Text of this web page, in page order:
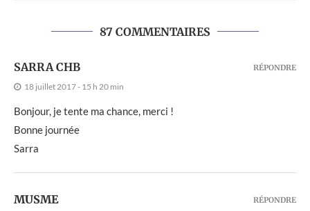
87 COMMENTAIRES
SARRA CHB
18 juillet 2017 - 15 h 20 min
Bonjour, je tente ma chance, merci !
Bonne journée
Sarra
RÉPONDRE
MUSME RÉPONDRE